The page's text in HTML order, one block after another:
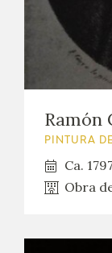
EXPOSICIONES
ACTIVIDADES
ACTUALIDAD
SALA DE PRENSA
Ramón
PINTURA
Ca.
Obra